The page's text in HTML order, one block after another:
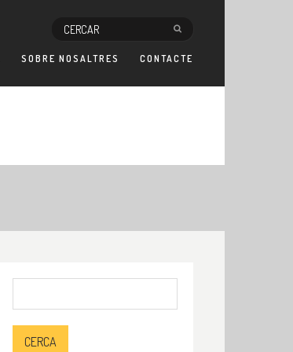
SOBRE NOSALTRES CONTACTE